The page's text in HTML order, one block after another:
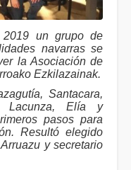
un grupo de
navarras se
la Asociación de
Ezkilazainak.
Santacara,
Lacunza, Elía y
pasos para
Resultó elegido
y secretario